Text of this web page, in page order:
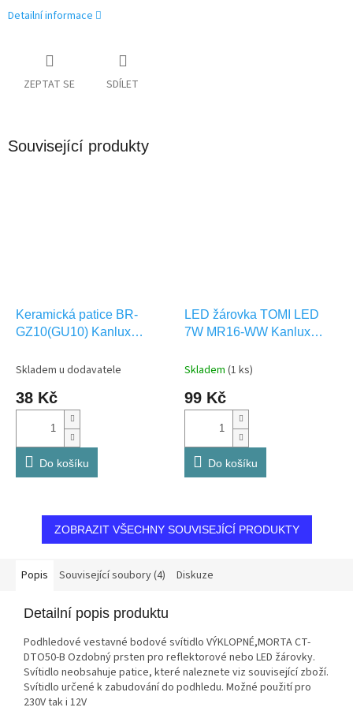
Detailní informace
ZEPTAT SE SDÍLET
Související produkty
Keramická patice BR-
GZ10(GU10) Kanlux
Skladem u dodavatele
38 Kč
Do košíku
LED žárovka TOMI LED
7W MR16-WW Kanlux
Skladem (1 ks)
99 Kč
Do košíku
ZOBRAZIT VŠECHNY SOUVISEJÍCÍ PRODUKTY
Popis Související soubory (4) Diskuze
Detailní popis produktu
Podhledové vestavné bodové svítidlo VÝKLOPNÉ,MORTA CT-
DTO50-B Ozdobný prsten pro reflektorové nebo LED žárovky.
Svítidlo neobsahuje patice, které naleznete viz související zboží.
Svítidlo určené k zabudování do podhledu. Možné použití pro
230V tak i 12V